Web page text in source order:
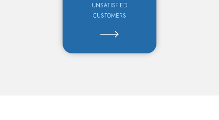
UNSATISFIED
CUSTOMERS